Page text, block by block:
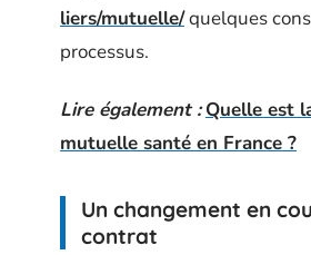
liers/mutuelle/quelques
processus.
Lire également : Quelle est
mutuelle santé en France ?
Un changement en
contrat